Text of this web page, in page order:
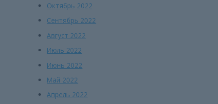
Октябрь 2022
Сентябрь 2022
Август 2022
Июль 2022
Июнь 2022
Май 2022
Апрель 2022